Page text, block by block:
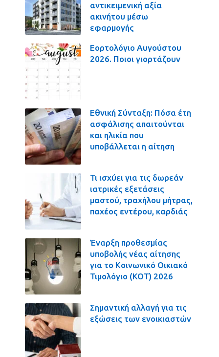
αντικειμενική αξία
ακινήτου μέσω
εφαρμογής
Εορτολόγιο Αυγούστου
2026. Ποιοι γιορτάζουν
Εθνική Σύνταξη: Πόσα έτη
ασφάλισης απαιτούνται
και ηλικία που
υποβάλλεται η αίτηση
Τι ισχύει για τις δωρεάν
ιατρικές εξετάσεις
μαστού, τραχήλου μήτρας,
παχέος εντέρου, καρδιάς
Έναρξη προθεσμίας
υποβολής νέας αίτησης
για το Κοινωνικό Οικιακό
Τιμολόγιο (ΚΟΤ) 2026
Σημαντική αλλαγή για τις
εξώσεις των ενοικιαστών